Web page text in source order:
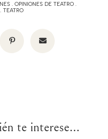
.OPINIONES DE TEATRO .
. TEATRO
te interese...